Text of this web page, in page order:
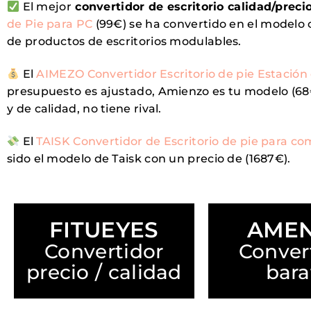
El mejor convertidor de escritorio calidad/
de Pie para PC (99€) se ha convertido en el
de productos de escritorios modulables.
El AIMEZO Convertidor Escritorio de pie
presupuesto es ajustado, Amienzo es tu modelo
y de calidad, no tiene rival.
ElTAISK Convertidor de Escritorio de pie para
sido el modelo de Taisk con un precio de (1687€).
FITUEYES
Convertidor
precio / calidad